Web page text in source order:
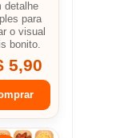
detalhe
para
o visual
bonito.
5,90